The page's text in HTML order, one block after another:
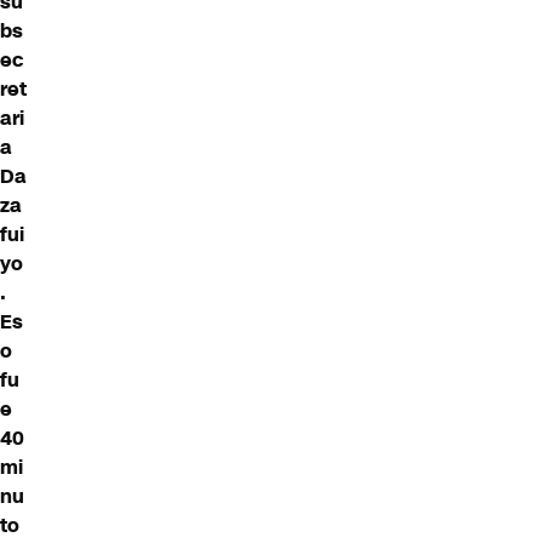
bs
ec
ret
ari
a
Da
za
fui
yo
.
Es
o
fu
e
40
mi
nu
to